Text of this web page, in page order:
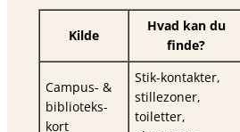
Kilde
Hvad kan du
finde?
Campus- &
biblioteks­
kort
Stik-kontakter,
stillezoner,
toiletter,